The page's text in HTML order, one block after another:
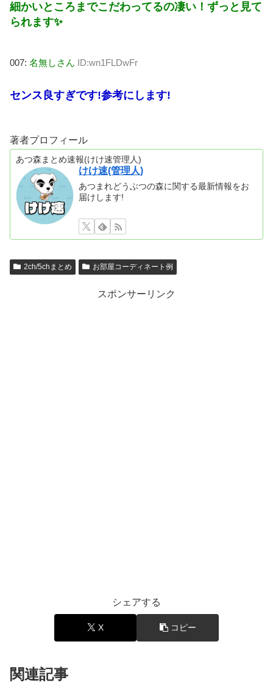
細かいところまでこだわってるの凄い！ずっと見て
られます✨
007: 名無しさん ID:wn1FLDwFr
センス良すぎです!参考にします!
著者プロフィール
あつ森まとめ速報(けけ速管理人)
けけ速(管理人)
あつまれどうぶつの森に関する最新情報をお
届けします!
2ch/5chまとめ お部屋コーディネート例
スポンサーリンク
シェアする
X コピー
関連記事